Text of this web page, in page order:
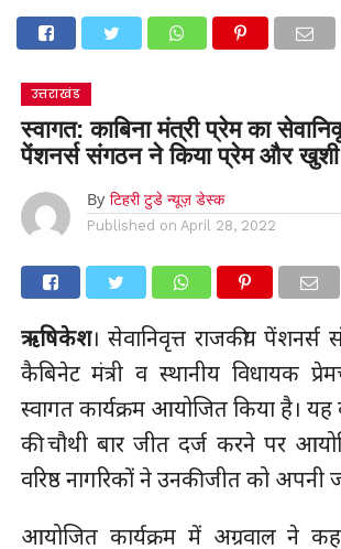
उत्तराखंड
स्वागत: काबिना मंत्री प्रेम का
पेंशनर्स संगठन ने किया प्रेम और
By टिहरी टुडे न्यूज़ डेस्क
Published on April 28, 2022
ऋषिकेश। सेवानिवृत्त राजकीय
कैबिनेट मंत्री व स्थानीय विधायक
स्वागत कार्यक्रम आयोजित किया है। यह
की चौथी बार जीत दर्ज करने पर
वरिष्ठ नागरिकों ने उनकी जीत को अपनी
आयोजित कार्यक्रम में अग्रवाल ने